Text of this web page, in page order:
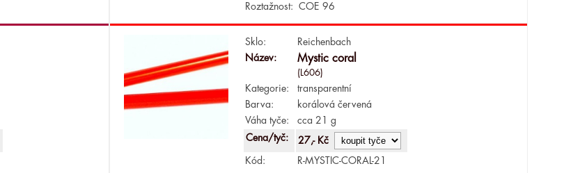
Roztažnost:
COE 96
Sklo:
Reichenbach
Název:
Mystic coral
(L606)
Kategorie:
transparentní
Barva:
korálová červená
Váha tyče:
cca 21 g
Cena/tyč:
27,- Kč
Kód: R-MYSTIC-CORAL-21